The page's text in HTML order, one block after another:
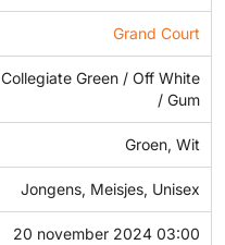
Grand Court
Collegiate Green / Off White
/ Gum
Groen, Wit
Jongens, Meisjes, Unisex
20 november 2024 03:00